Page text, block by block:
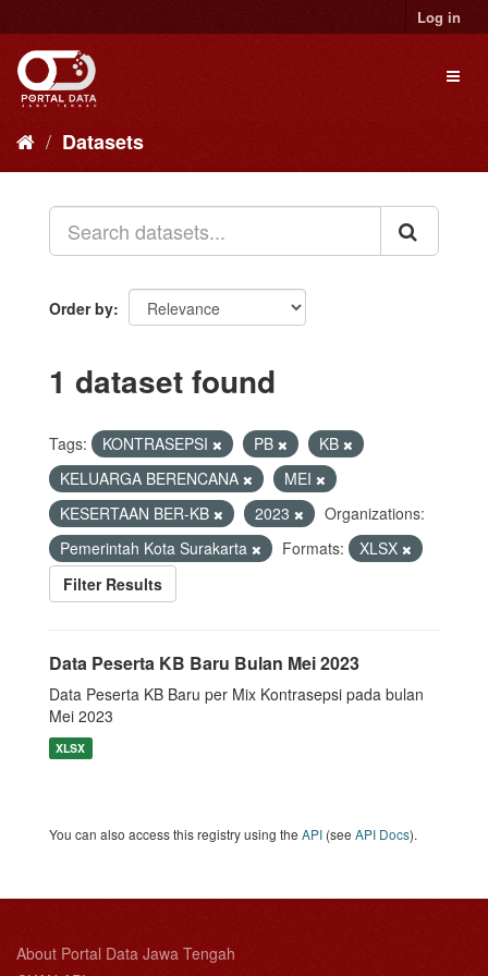
to
content
Log in
Datasets
Order by
1 dataset found
Tags: KONTRASEPSI PB
KB
KELUARGA BERENCANA
MEI
KESERTAAN BER-KB
2023
Organizations:
Pemerintah Kota Surakarta
Formats:
XLSX
Filter Results
Data Peserta KB Baru Bulan Mei 2023
Data Peserta KB Baru per Mix Kontrasepsi pada bulan
Mei 2023
XLSX
You can also access this registry using the API (see API Docs).
About Portal Data Jawa Tengah